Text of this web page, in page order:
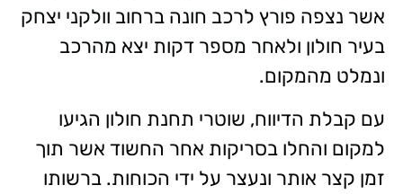
אשר נצפה פורץ לרכב חונה ברחוב וולקני יצחק
בעיר חולון ולאחר מספר דקות יצא מהרכב
ונמלט מהמקום.
עם קבלת הדיווח, שוטרי תחנת חולון הגיעו
למקום והחלו בסריקות אחר החשוד אשר תוך
זמן קצר אותר ונעצר על ידי הכוחות. ברשותו